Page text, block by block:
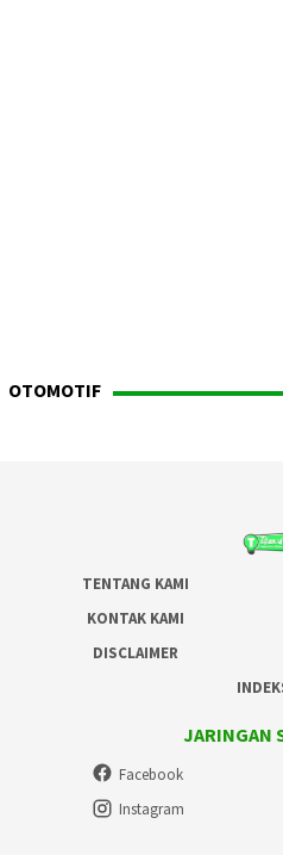
OTOMOTIF
TENTANG KAMI
KONTAK KAMI
DISCLAIMER
JARINGAN
Facebook
Instagram